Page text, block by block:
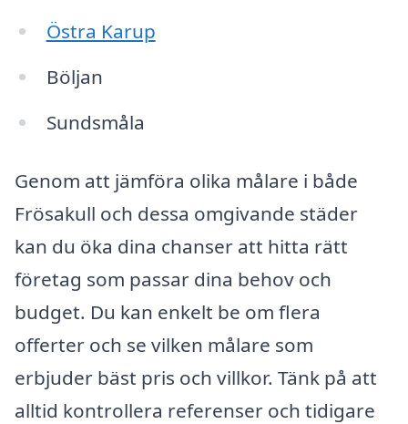
Östra Karup
Böljan
Sundsmåla
Genom att jämföra olika målare i både
Frösakull och dessa omgivande städer
kan du öka dina chanser att hitta rätt
företag som passar dina behov och
budget. Du kan enkelt be om flera
offerter och se vilken målare som
erbjuder bäst pris och villkor. Tänk på att
alltid kontrollera referenser och tidigare